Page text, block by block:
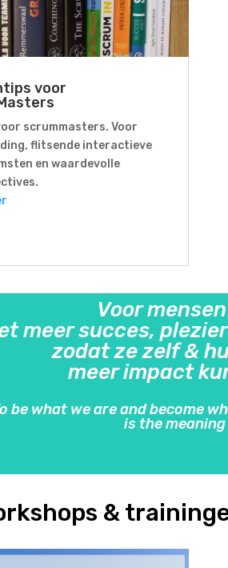
voor
scrummasters. Voor
flitsende interactieve
en waardevolle
Voor
meer succes,
zodat ze zelf &
meer impact
be what we are and become
is the
&